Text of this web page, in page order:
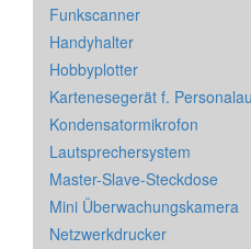
Funkscanner
Handyhalter
Hobbyplotter
Kartenesegerät f.
Kondensatormikrofon
Lautsprechersystem
Master-Slave-Steckdose
Mini Überwachungskamera
Netzwerkdrucker